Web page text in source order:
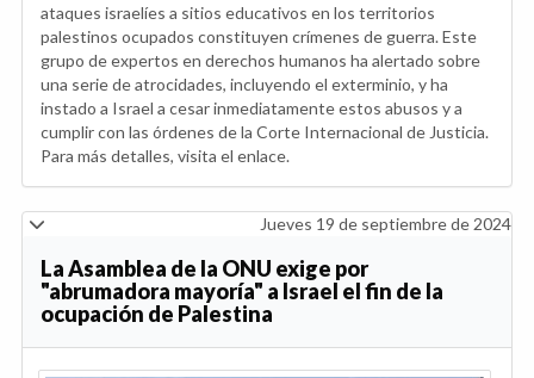
ataques israelíes a sitios educativos en los territorios
palestinos ocupados constituyen crímenes de guerra. Este
grupo de expertos en derechos humanos ha alertado sobre
una serie de atrocidades, incluyendo el exterminio, y ha
instado a Israel a cesar inmediatamente estos abusos y a
cumplir con las órdenes de la Corte Internacional de Justicia.
Para más detalles, visita el enlace.
Jueves 19 de septiembre de 2024
La Asamblea de la ONU exige por
"abrumadora mayoría" a Israel el fin de la
ocupación de Palestina